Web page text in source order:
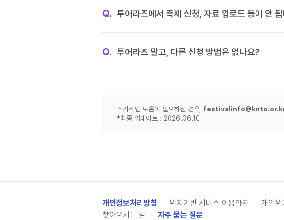
Q. 투어라즈에서 축제 신청, 자료 업로드 등이 안
Q. 투어라즈 말고, 다른 신청 방법은 없나요?
추가적인 도움이 필요하신 경우,
*최종 업데이트 : 2026.06.10
개인정보처리방침 위치기반 서비스 이용약관 개인위
찾아오시는 길
자주 묻는 질문